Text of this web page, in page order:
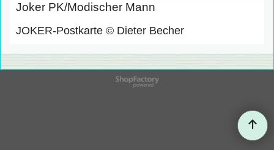
Joker PK/Modischer Mann
JOKER-Postkarte © Dieter Becher
WebShop erstellt mit
ShopFactory Shop